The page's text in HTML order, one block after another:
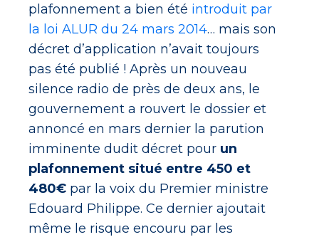
plafonnement a bien été introduit par
la loi ALUR du 24 mars 2014… mais son
décret d’application n’avait toujours
pas été publié ! Après un nouveau
silence radio de près de deux ans, le
gouvernement a rouvert le dossier et
annoncé en mars dernier la parution
imminente dudit décret pour un
plafonnement situé entre 450 et
480€ par la voix du Premier ministre
Edouard Philippe. Ce dernier ajoutait
même le risque encouru par les